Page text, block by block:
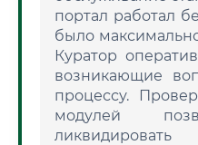
портал работал
было
Куратор
возникающие
процессу.
модулей